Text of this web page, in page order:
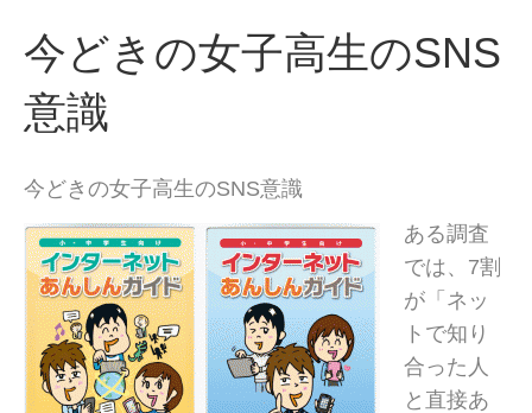
今どきの女子高生のSNS
意識
今どきの女子高生のSNS意識
ある調査
では、7割
が「ネッ
トで知り
合った人
と直接あ